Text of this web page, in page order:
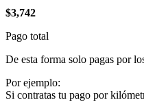
$3,742
Pago total
De esta forma solo pagas por
Por ejemplo:
Si contratas tu pago por